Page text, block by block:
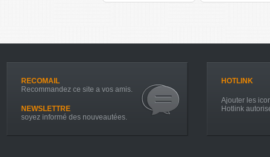
RECOMAIL
Recommandez ce site a vos amis.
NEWSLETTRE
soyez informé des nouveautées.
HOTLINK
Ajouter les
Hotlink